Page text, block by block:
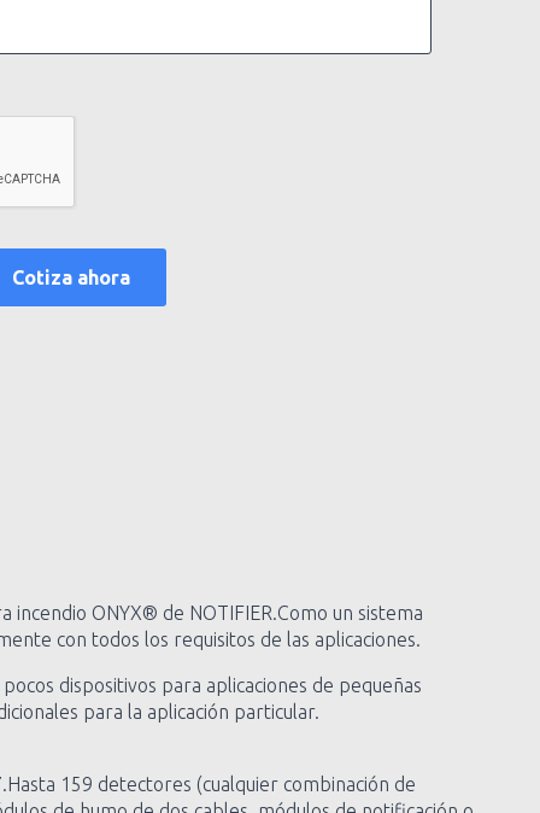
ONYX® de NOTIFIER.Como un sistema
con todos los requisitos de las aplicaciones.
dispositivos para aplicaciones de pequeñas
para la aplicación particular.
159 detectores (cualquier combinación de